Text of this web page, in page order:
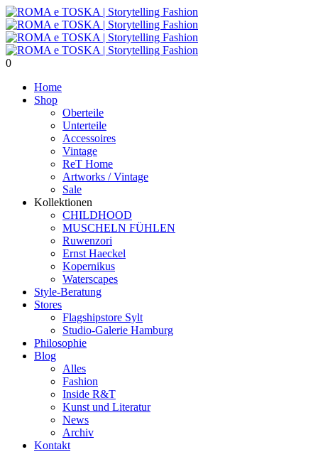
0
Home
Shop
Oberteile
Unterteile
Accessoires
Vintage
ReT Home
Artworks / Vintage
Sale
Kollektionen
CHILDHOOD
MUSCHELN FÜHLEN
Ruwenzori
Ernst Haeckel
Kopernikus
Waterscapes
Style-Beratung
Stores
Flagshipstore Sylt
Studio-Galerie Hamburg
Philosophie
Blog
Alles
Fashion
Inside R&T
Kunst und Literatur
News
Archiv
Kontakt